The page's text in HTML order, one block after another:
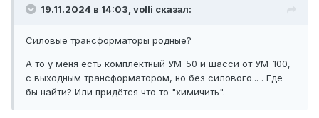
19.11.2024 в 14:03, volli сказал:
Силовые трансформаторы родные?
А то у меня есть комплектный УМ-50 и шасси от УМ-100,
с выходным трансформатором, но без силового... . Где
бы найти? Или придётся что то "химичить".